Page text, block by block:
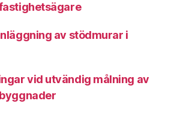
av stödmurar i
vid utvändig målning av